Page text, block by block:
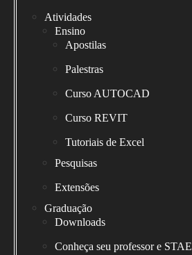
Atividades
Ensino
Apostilas
Palestras
Curso AUTOCAD
Curso REVIT
Tutoriais de Excel
Pesquisas
Extensões
Graduação
Downloads
Conheça seu professor e STAE